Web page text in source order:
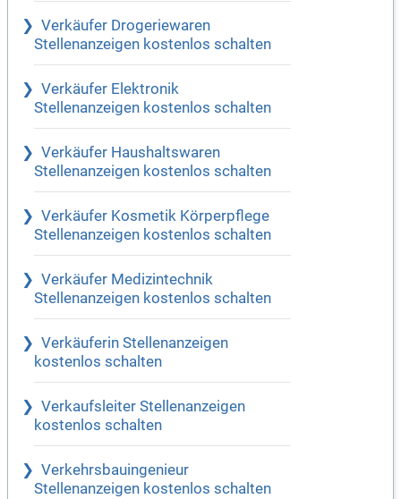
Verkäufer Drogeriewaren
Stellenanzeigen kostenlos schalten
Verkäufer Elektronik
Stellenanzeigen kostenlos schalten
Verkäufer Haushaltswaren
Stellenanzeigen kostenlos schalten
Verkäufer Kosmetik Körperpflege
Stellenanzeigen kostenlos schalten
Verkäufer Medizintechnik
Stellenanzeigen kostenlos schalten
Verkäuferin Stellenanzeigen
kostenlos schalten
Verkaufsleiter Stellenanzeigen
kostenlos schalten
Verkehrsbauingenieur
Stellenanzeigen kostenlos schalten